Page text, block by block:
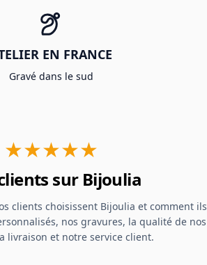
EN FRANCE
Gravé dans le sud
★★★★★
sur Bijoulia
clients choisissent Bijoulia et comment ils
nos gravures, la qualité de nos
livraison et notre service client.